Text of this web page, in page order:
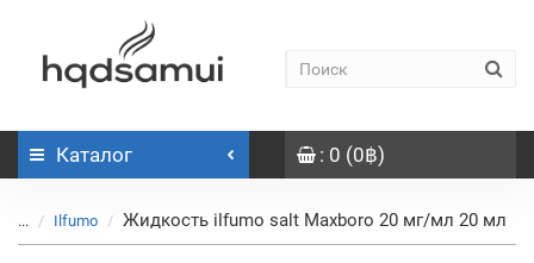
Каталог : 0 (0฿)
... Ilfumo Жидкость ilfumo salt Maxboro 20 мг/мл 20 мл